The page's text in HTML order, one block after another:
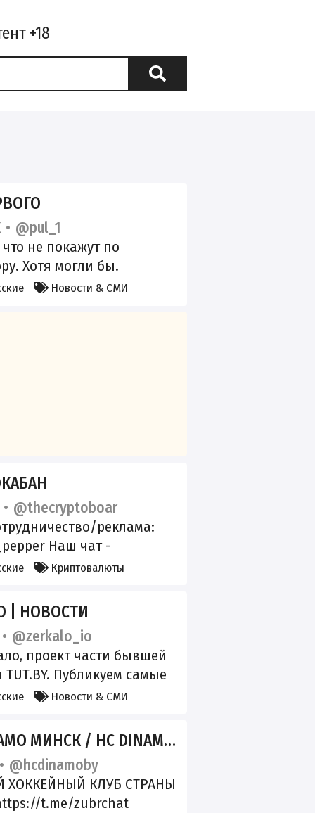
@pul_1
что не покажут по
Хотя могли бы.
Новости & СМИ
@thecryptoboar
реклама:
Наш чат -
Криптовалюты
| НОВОСТИ
@zerkalo_io
проект части бывшей
Публикуем самые
Сайт: zerkalo.io
@vybory_smotri
редакцию:
donation_form
Новости & СМИ
МИНСК / HC DINAMO MINSK
@hcdinamoby
ХОККЕЙНЫЙ КЛУБ СТРАНЫ
t.me/zubrchat